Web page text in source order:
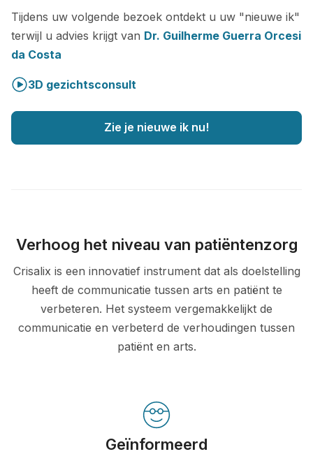
Tijdens uw volgende bezoek ontdekt u uw "nieuwe ik"
terwijl u advies krijgt van Dr. Guilherme Guerra Orcesi
da Costa
3D gezichtsconsult
Zie je nieuwe ik nu!
Verhoog het niveau van patiëntenzorg
Crisalix is een innovatief instrument dat als doelstelling
heeft de communicatie tussen arts en patiënt te
verbeteren. Het systeem vergemakkelijkt de
communicatie en verbeterd de verhoudingen tussen
patiënt en arts.
Geïnformeerd